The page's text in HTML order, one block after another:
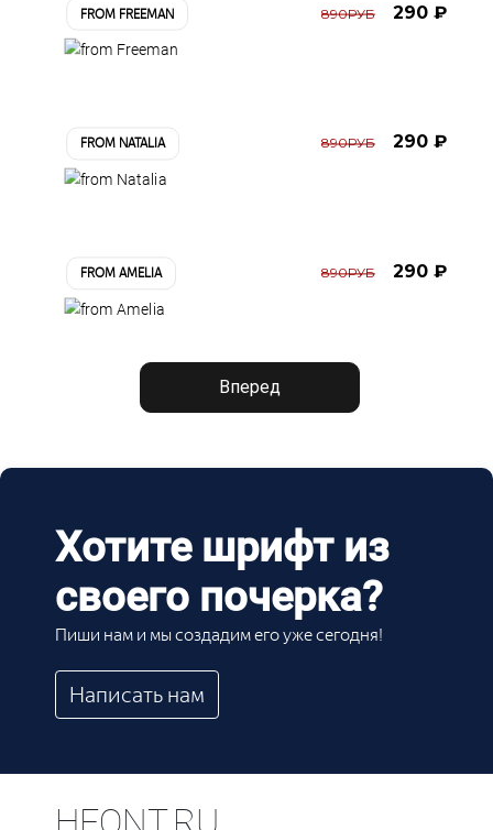
FROM FREEMAN 890РУБ 290 ₽
FROM NATALIA 890РУБ 290 ₽
FROM AMELIA 890РУБ 290 ₽
Вперед
Хотите шрифт из
своего почерка?
Пиши нам и мы создадим его уже сегодня!
Написать нам